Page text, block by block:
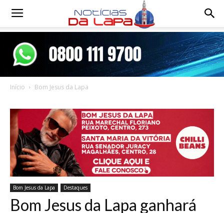
Notícias
Início Bom Jesus da Lapa
Bom Jesus da Lapa Destaques
Bom Jesus da Lapa ganhará